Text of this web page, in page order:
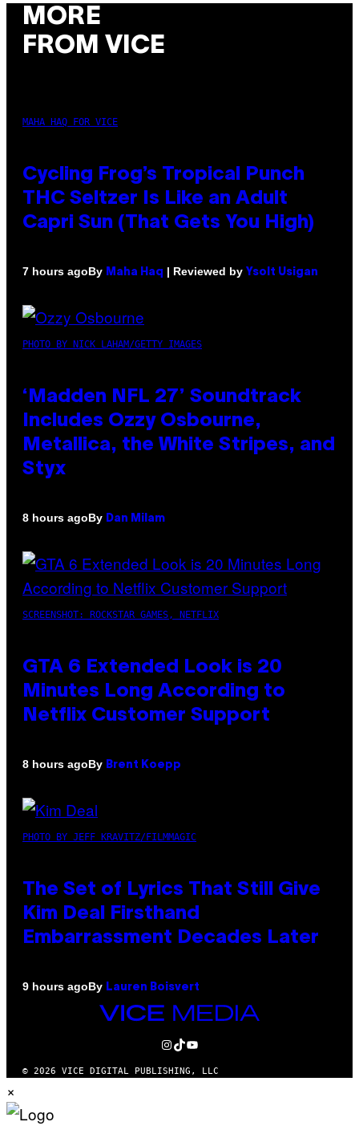
MORE
FROM VICE
MAHA HAQ FOR VICE
Cycling Frog’s Tropical Punch
THC Seltzer Is Like an Adult
Capri Sun (That Gets You High)
7 hours agoBy Maha Haq | Reviewed by Ysolt Usigan
PHOTO BY NICK LAHAM/GETTY IMAGES
‘Madden NFL 27’ Soundtrack
Includes Ozzy Osbourne,
Metallica, the White Stripes, and
Styx
8 hours agoBy Dan Milam
SCREENSHOT: ROCKSTAR GAMES, NETFLIX
GTA 6 Extended Look is 20
Minutes Long According to
Netflix Customer Support
8 hours agoBy Brent Koepp
PHOTO BY JEFF KRAVITZ/FILMMAGIC
The Set of Lyrics That Still Give
Kim Deal Firsthand
Embarrassment Decades Later
9 hours agoBy Lauren Boisvert
VICE
MEDIA
INSTAGRAM
TIKTOK
YOUTUBE
© 2026 VICE DIGITAL PUBLISHING, LLC
×